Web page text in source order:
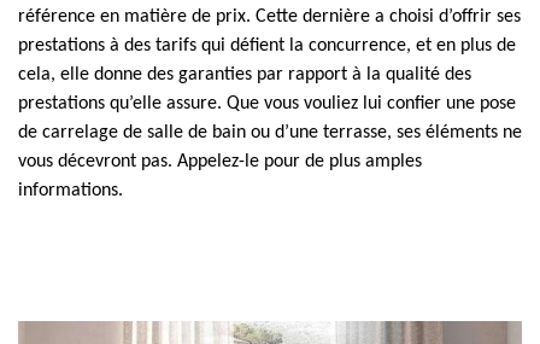
référence en matière de prix. Cette dernière a choisi d’offrir ses
prestations à des tarifs qui défient la concurrence, et en plus de
cela, elle donne des garanties par rapport à la qualité des
prestations qu’elle assure. Que vous vouliez lui confier une pose
de carrelage de salle de bain ou d’une terrasse, ses éléments ne
vous décevront pas. Appelez-le pour de plus amples
informations.